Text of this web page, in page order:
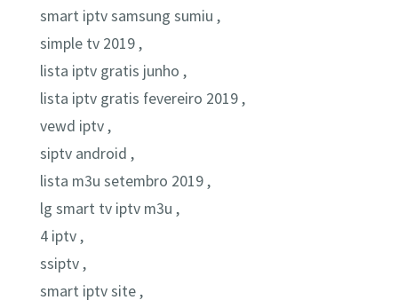
smart iptv samsung sumiu ,
simple tv 2019 ,
lista iptv gratis junho ,
lista iptv gratis fevereiro 2019 ,
vewd iptv ,
siptv android ,
lista m3u setembro 2019 ,
lg smart tv iptv m3u ,
4 iptv ,
ssiptv ,
smart iptv site ,